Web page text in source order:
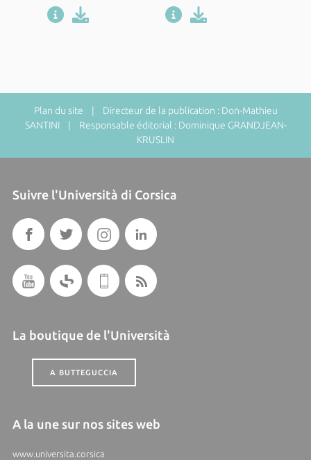
Plan du site | Directeur de la publication : Don-Mathieu
SANTINI | Responsable éditorial : Dominique GRANDJEAN-
KRUSLIN
Suivre l'Università di Corsica
La boutique de l'Università
A BUTTEGUCCIA
A la une sur nos sites web
www.universita.corsica